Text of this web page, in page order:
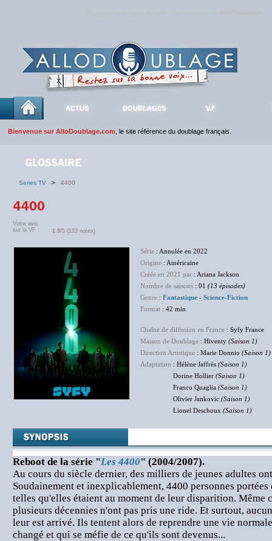
ACTUS DOUBLAGES V.F
Bienvenue sur AlloDoublage.com , le site référence du doublage français.
Series TV > 4400
Votre avis
sur la VF :
1.9/5 (133 notes)
Série : Annulée en 2022
Origine : Américaine
Créée en 2021 par : Ariana Jackson
Nombre de saisons : 01 (13 épisodes)
Genre : Fantastique - Science-Fiction
Format : 42 min
Chaîne de diffusion en France : Syfy France
Maison de Doublage : Hiventy (Saison 1)
Direction Artistique : Marie Donnio (Saison 1)
Adaptation : Hélène Jaffrès (Saison 1)
Dorine Hollier (Saison 1)
Franco Quaglia (Saison 1)
Olivier Jankovic (Saison 1)
Lionel Deschoux (Saison 1)
Reboot de la série "Les 4400" (2004/2007).
Au cours du siècle dernier, des milliers de jeunes adultes
Soudainement et inexplicablement, 4400 personnes portées
telles qu'elles étaient au moment de leur disparition. Même
plusieurs décennies n'ont pas pris une ride. Et surtout,
leur est arrivé. Ils tentent alors de reprendre une vie
changé et qui se méfie de ce qu'ils sont devenus...